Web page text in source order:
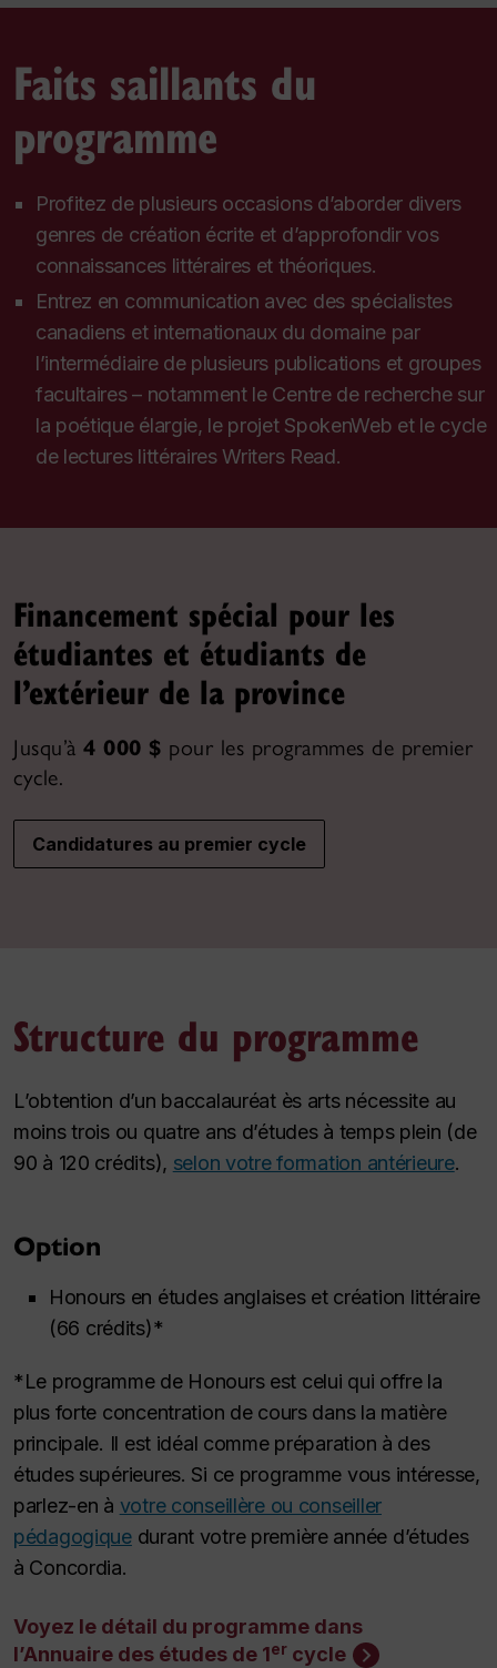
Faits saillants du
programme
Profitez de plusieurs occasions d’aborder divers
genres de création écrite et d’approfondir vos
connaissances littéraires et théoriques.
Entrez en communication avec des spécialistes
canadiens et internationaux du domaine par
l’intermédiaire de plusieurs publications et groupes
facultaires – notamment le Centre de recherche sur
la poétique élargie, le projet SpokenWeb et le cycle
de lectures littéraires Writers Read.
Financement spécial pour les
étudiantes et étudiants de
l’extérieur de la province
Jusqu’à 4 000 $ pour les programmes de premier
cycle.
Candidatures au premier cycle
Structure du programme
L’obtention d’un baccalauréat ès arts nécessite au
moins trois ou quatre ans d’études à temps plein (de
90 à 120 crédits), selon votre formation antérieure.
Option
Honours en études anglaises et création littéraire
(66 crédits)*
*Le programme de Honoursest celui qui offre la
plus forte concentration de cours dans la matière
principale. Il est idéal comme préparation à des
études supérieures. Si ce programme vous intéresse,
parlez-en à votre conseillère ou conseiller
pédagogiquedurant votre première année d’études
à Concordia.
Voyez le détail du programme dans
l’Annuaire des études de 1er cycle